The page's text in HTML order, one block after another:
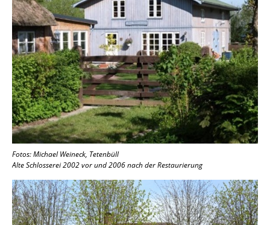
Fotos: Michael Weineck, Tetenbüll
Alte Schlosserei 2002 vor und 2006 nach der Restaurierung